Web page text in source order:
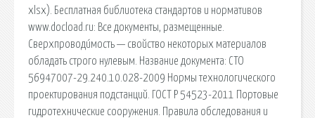
xlsx). Бесплатная библиотека стандартов и нормативов
www.docload.ru: Все документы, размещенные.
Сверхпроводи́мость — свойство некоторых материалов
обладать строго нулевым. Название документа: СТО
56947007-29.240.10.028-2009 Нормы технологического
проектирования подстанций. ГОСТ Р 54523-2011 Портовые
гидротехнические сооружения. Правила обследования и